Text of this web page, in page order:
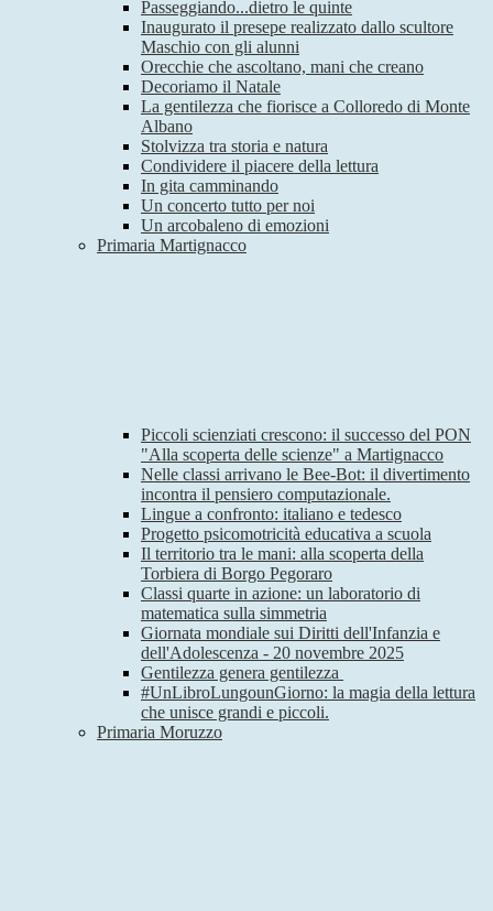
Passeggiando...dietro le quinte
Inaugurato il presepe realizzato dallo scultore
Maschio con gli alunni
Orecchie che ascoltano, mani che creano
Decoriamo il Natale
La gentilezza che fiorisce a Colloredo di Monte
Albano
Stolvizza tra storia e natura
Condividere il piacere della lettura
In gita camminando
Un concerto tutto per noi
Un arcobaleno di emozioni
Primaria Martignacco
Piccoli scienziati crescono: il successo del PON
"Alla scoperta delle scienze" a Martignacco
Nelle classi arrivano le Bee-Bot: il divertimento
incontra il pensiero computazionale.
Lingue a confronto: italiano e tedesco
Progetto psicomotricità educativa a scuola
Il territorio tra le mani: alla scoperta della
Torbiera di Borgo Pegoraro
Classi quarte in azione: un laboratorio di
matematica sulla simmetria
Giornata mondiale sui Diritti dell'Infanzia e
dell'Adolescenza - 20 novembre 2025
Gentilezza genera gentilezza
#UnLibroLungounGiorno: la magia della lettura
che unisce grandi e piccoli.
Primaria Moruzzo